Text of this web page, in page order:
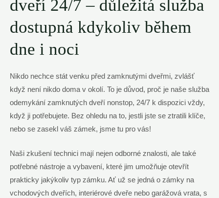
dveří 24/7 – důležitá služba
dostupná kdykoliv během
dne i noci
Nikdo nechce stát venku před zamknutými dveřmi, zvlášť
když není nikdo doma v okolí. To je důvod, proč je naše služba
odemykání zamknutých dveří nonstop, 24/7 k dispozici vždy,
když ji potřebujete. Bez ohledu na to, jestli jste se ztratili klíče,
nebo se zasekl váš zámek, jsme tu pro vás!
Naši zkušení technici mají nejen odborné znalosti, ale také
potřebné nástroje a vybavení, které jim umožňuje otevřít
prakticky jakýkoliv typ zámku. Ať už se jedná o zámky na
vchodových dveřích, interiérové dveře nebo garážová vrata, s